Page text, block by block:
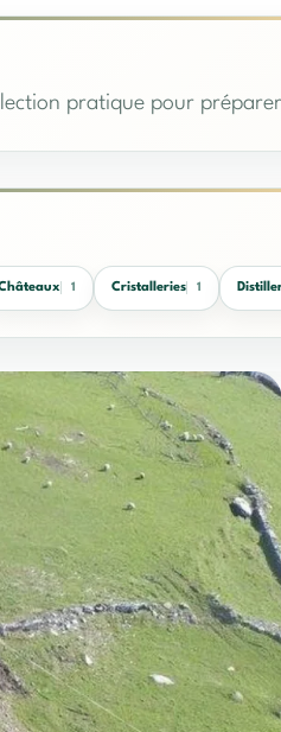
pratique pour
1 Cristalleries 1